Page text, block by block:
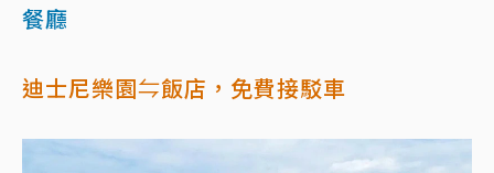
餐廳
迪士尼樂園⇋飯店，免費接駁車